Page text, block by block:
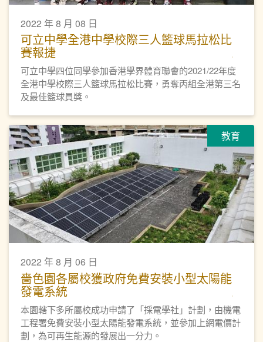
2022 年 8 月 08 日
可立中學全港中學校際三人籃球馬拉松比
賽報捷
可立中學四位同學參加香港學界體育聯會的2021/22年度
全港中學校際三人籃球馬拉松比賽，勇奪丙組全港第三名
及最佳籃球員獎。
教育
2022 年 8 月 06 日
嗇色園各屬校獲政府免費安裝小型太陽能
發電系統
本園轄下多所屬校成功申請了「採電學社」計劃，由機電
工程署免費安裝小型太陽能發電系統，並參加上網電價計
劃，為可再生能源的發展出一分力。